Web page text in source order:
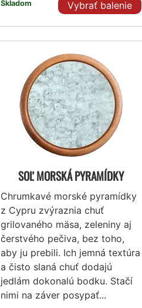
Skladom Vybrať balenie
SOĽ MORSKÁ PYRAMÍDKY
Chrumkavé morské pyramídky
z Cypru zvýraznia chuť
grilovaného mäsa, zeleniny aj
čerstvého pečiva, bez toho,
aby ju prebili. Ich jemná textúra
a čisto slaná chuť dodajú
jedlám dokonalú bodku. Stačí
nimi na záver posypať...